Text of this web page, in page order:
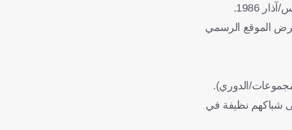
الموقع الرسمي
الدوري).
ورفاقه على شباكهم نظيفة في